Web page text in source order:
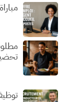
مباراة